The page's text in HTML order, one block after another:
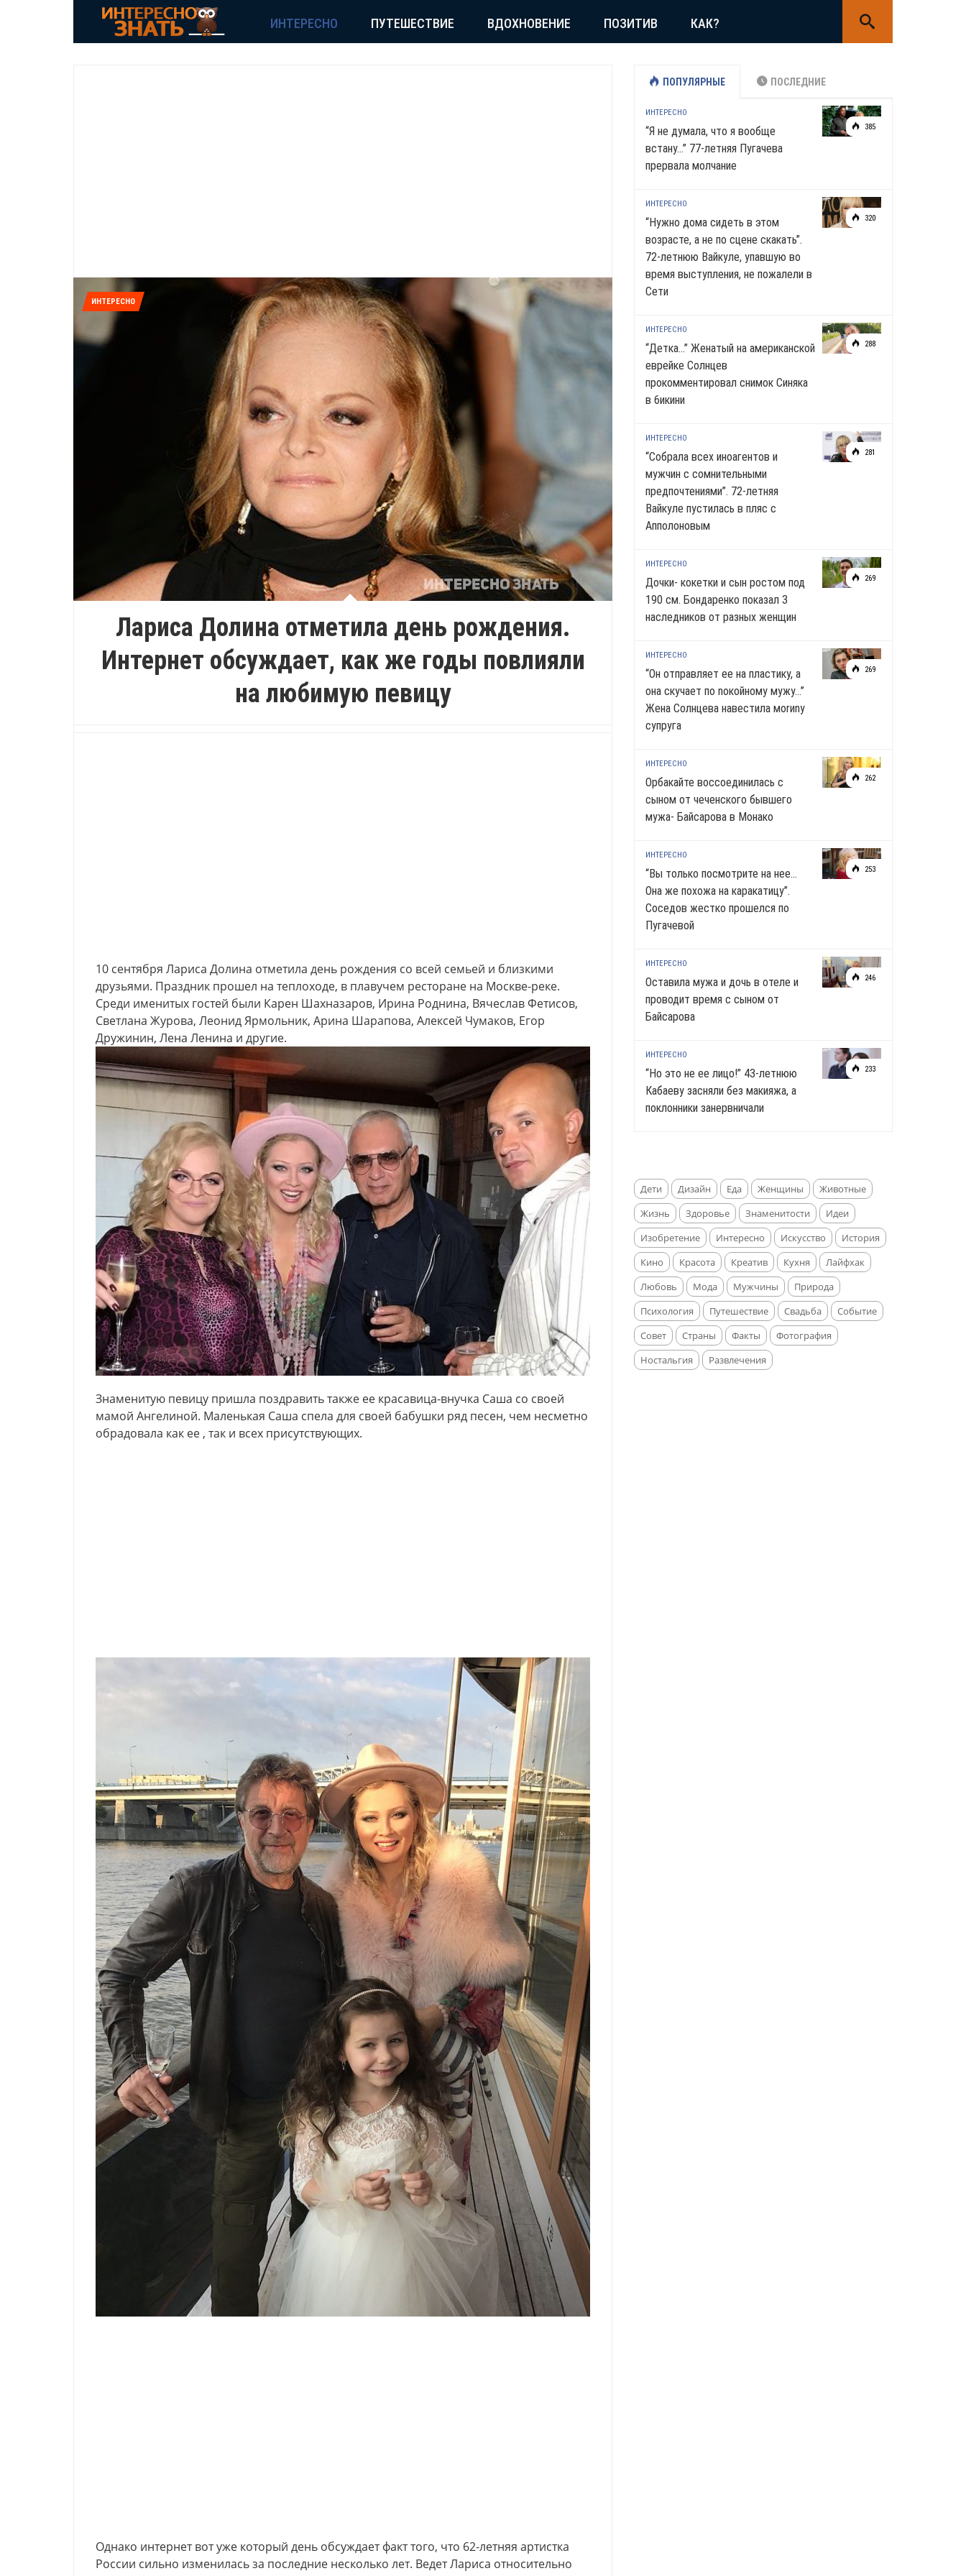
ИНТЕРЕСНО ПУТЕШЕСТВИЕ ВДОХНОВЕНИЕ ПОЗИТИВ КАК?
ИНТЕРЕСНО
Лариса Долина отметила день рождения.
Интернет обсуждает, как же годы повлияли
на любимую певицу
10 сентября Лариса Долина отметила день рождения со всей семьей и близкими
друзьями. Праздник прошел на теплоходе, в плавучем ресторане на Москве-реке.
Среди именитых гостей были Карен Шахназаров, Ирина Роднина, Вячеслав Фетисов,
Светлана Журова, Леонид Ярмольник, Арина Шарапова, Алексей Чумаков, Егор
Дружинин, Лена Ленина и другие.
Знаменитую певицу пришла поздравить также ее красавица-внучка Саша со своей
мамой Ангелиной. Маленькая Саша спела для своей бабушки ряд песен, чем несметно
обрадовала как ее , так и всех присутствующих.
Однако интернет вот уже который день обсуждает факт того, что 62-летняя артистка
России сильно изменилась за последние несколько лет. Ведет Лариса относительно
ПОПУЛЯРНЫЕ ПОСЛЕДНИЕ
385
ИНТЕРЕСНО
“Я не думала, что я вообще
встану…” 77-летняя Пугачева
прервала молчание
320
ИНТЕРЕСНО
“Нужно дома сидеть в этом
возрасте, а не по сцене скакать”.
72-летнюю Вайкуле, упавшую во
время выступления, не пожалели в
Сети
288
ИНТЕРЕСНО
“Детка…” Женатый на американской
еврейке Солнцев
прокомментировал снимок Синяка
в 6икини
281
ИНТЕРЕСНО
“Собрала всех иноагентов и
мужчин с сомнительными
предпочтениями”. 72-летняя
Вайкуле пустилась в пляс с
Апполоновым
269
ИНТЕРЕСНО
Дочки- кокетки и сын ростом под
190 см. Бондаренко показал 3
наследников от разных женщин
269
ИНТЕРЕСНО
“Он отправляет ее на пластику, а
она скучает по noкoйномy мужу…”
Жена Солнцева навестила моrиnу
супруга
262
ИНТЕРЕСНО
Орбакайте воссоединилась с
сыном от чеченского бывшего
мужа- Байсарова в Монако
253
ИНТЕРЕСНО
“Вы только посмотрите на нее…
Она же похожа на каракатицу”.
Соседов жестко прошелся по
Пугачевой
246
ИНТЕРЕСНО
Оставила мужа и дочь в отеле и
проводит время с сыном от
Байсарова
233
ИНТЕРЕСНО
“Но это не ее лицо!” 43-летнюю
Кабаеву засняли без макияжа, а
поклонники занервничали
Дети Дизайн Еда Женщины
Животные
Жизнь
Здоровье Знаменитости
Идеи
Изобретение
Интересно Искусство
История
Кино
Красота Креатив Кухня
Лайфхак
Любовь
Мода Мужчины
Природа
Психология
Путешествие Свадьба
Событие
Совет
Страны Факты
Фотография
Ностальгия
Развлечения